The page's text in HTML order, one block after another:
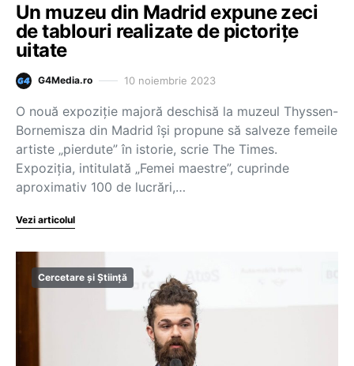
Un muzeu din Madrid expune zeci
de tablouri realizate de pictorițe
uitate
G4Media.ro 10 noiembrie 2023
O nouă expoziție majoră deschisă la muzeul Thyssen-
Bornemisza din Madrid își propune să salveze femeile
artiste „pierdute” în istorie, scrie The Times.
Expoziția, intitulată „Femei maestre”, cuprinde
aproximativ 100 de lucrări,…
Vezi articolul
Cercetare și Știință